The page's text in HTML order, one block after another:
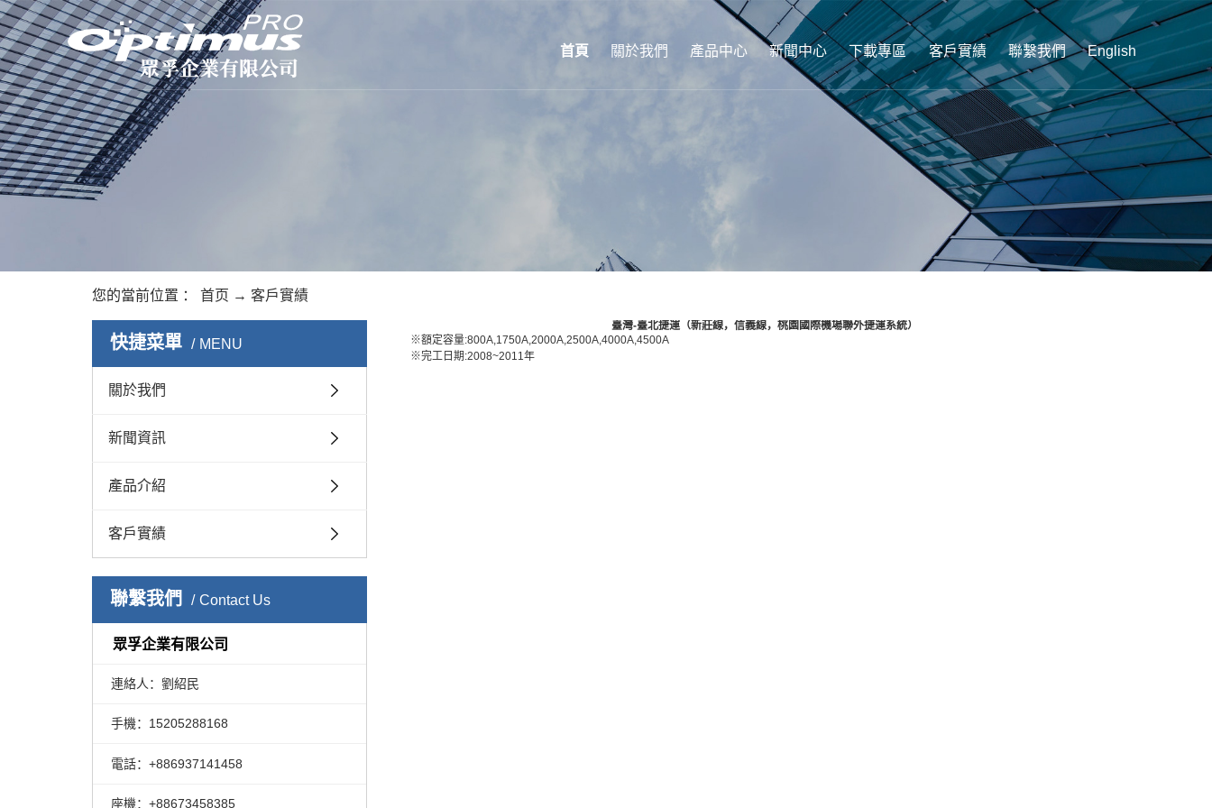
首頁 關於我們 產品中心 新聞中心 下載專區 客戶實績 聯繫我們 English
您的當前位置 ： 首页 → 客戶實績
快捷菜單 MENU
關於我們
新聞資訊
產品介紹
客戶實績
聯繫我們 Contact Us
眾孚企業有限公司
連絡人：劉紹民
手機：15205288168
電話：+886937141458
座機：+88673458385
臺灣-臺北捷運（新莊線，信義線，桃園國際機場聯外捷運系統）
※額定容量:800A,1750A,2000A,2500A,4000A,4500A
※完工日期:2008~2011年